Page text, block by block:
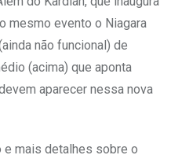
mesmo evento o Niagara
não funcional) de
(acima) que aponta
aparecer nessa nova
e mais detalhes sobre o